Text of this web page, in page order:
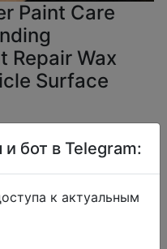
Paint Care
Repair Wax
Surface
бот в Telegram:
к актуальным